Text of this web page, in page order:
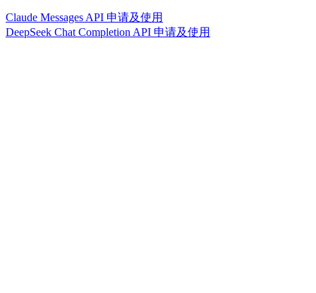
Claude Messages API 申请及使用
DeepSeek Chat Completion API 申请及使用